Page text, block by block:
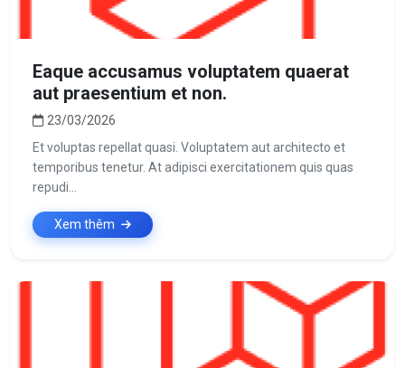
Eaque accusamus voluptatem quaerat
aut praesentium et non.
23/03/2026
Et voluptas repellat quasi. Voluptatem aut architecto et
temporibus tenetur. At adipisci exercitationem quis quas
repudi...
Xem thêm